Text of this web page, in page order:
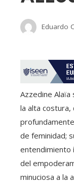
Eduardo
Azzedine
la alta
de feminidad;
entendimiento
del
minuciosa a la